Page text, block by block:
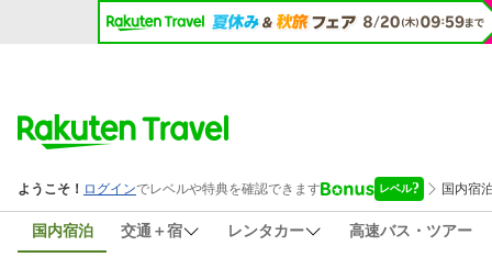
国内宿泊 交通＋宿 レンタカー 高速バス・ツアー